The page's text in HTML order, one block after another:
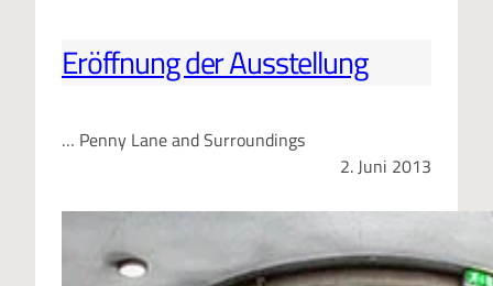
Eröffnung der Ausstellung
… Penny Lane and Surroundings
2. Juni 2013